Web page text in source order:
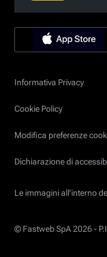
Informativa Privacy
Cookie Policy
Modifica preferenze
Dichiarazione di
Le immagini all’interno
© Fastweb SpA 2026 -